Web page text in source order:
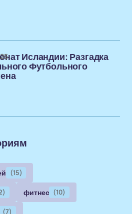
Исландии: Разгадка
Футбольного
(15)
фитнес (10)
(7)